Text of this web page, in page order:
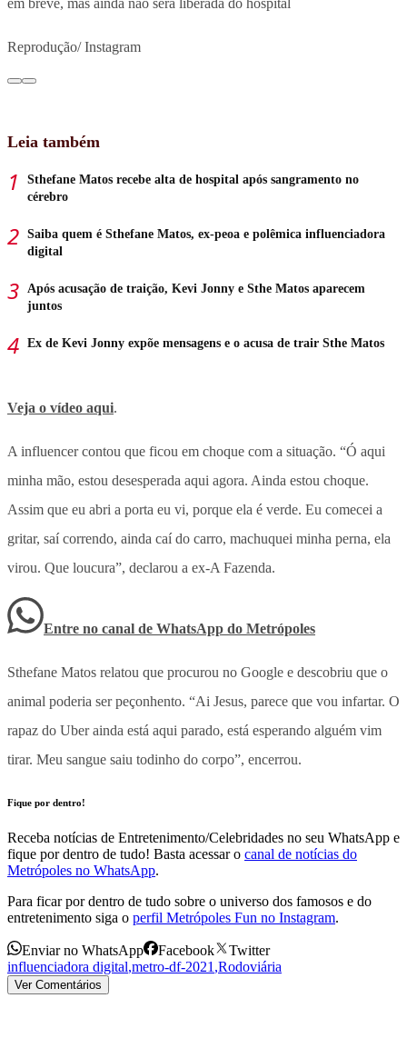
Reprodução/ Instagram
Leia também
Sthefane Matos recebe alta de hospital após sangramento no
cérebro
Saiba quem é Sthefane Matos, ex-peoa e polêmica influenciadora
digital
Após acusação de traição, Kevi Jonny e Sthe Matos aparecem
juntos
Ex de Kevi Jonny expõe mensagens e o acusa de trair Sthe Matos
Veja o vídeo aqui.
A influencer contou que ficou em choque com a situação. “Ó aqui
minha mão, estou desesperada aqui agora. Ainda estou choque.
Assim que eu abri a porta eu vi, porque ela é verde. Eu comecei a
gritar, saí correndo, ainda caí do carro, machuquei minha perna, ela
virou. Que loucura”, declarou a ex-A Fazenda.
Entre no canal de WhatsApp do Metrópoles
Sthefane Matos relatou que procurou no Google e descobriu que o
animal poderia ser peçonhento. “Ai Jesus, parece que vou infartar. O
rapaz do Uber ainda está aqui parado, está esperando alguém vim
tirar. Meu sangue saiu todinho do corpo”, encerrou.
Fique por dentro!
Receba notícias de Entretenimento/Celebridades no seu WhatsApp e
fique por dentro de tudo! Basta acessar o canal de notícias do
Metrópoles no WhatsApp.
Para ficar por dentro de tudo sobre o universo dos famosos e do
entretenimento siga o perfil Metrópoles Fun no Instagram.
Enviar no WhatsApp Facebook
Twitter
influenciadora digital,metro-df-2021,Rodoviária
Ver Comentários